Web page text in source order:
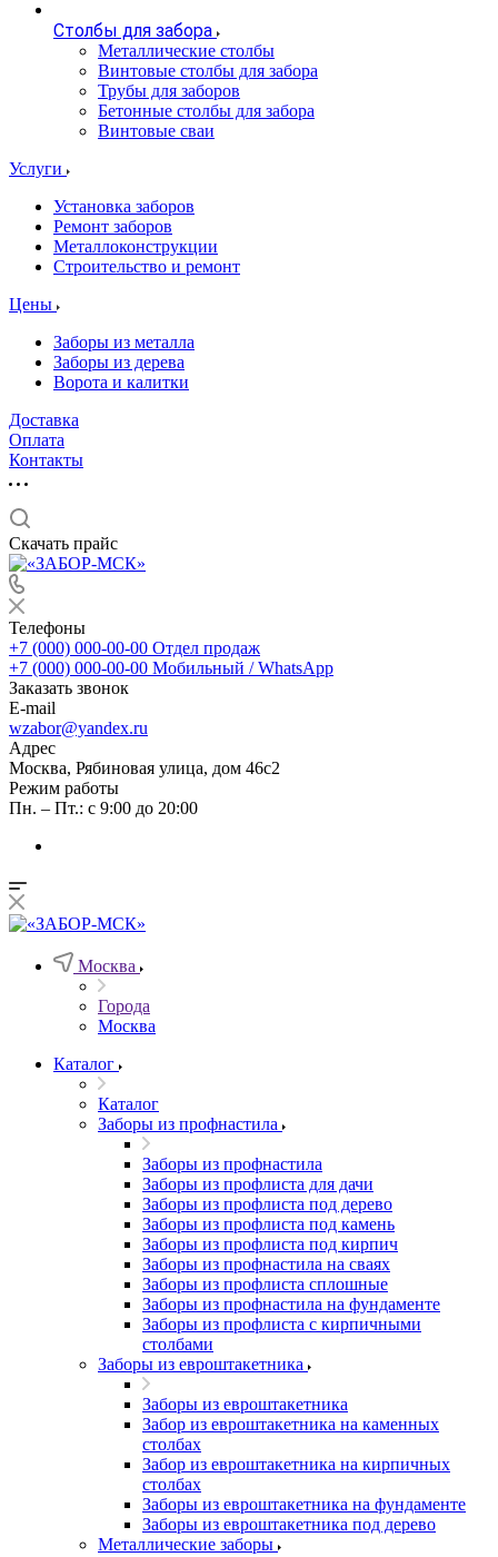
Столбы для забора
Металлические столбы
Винтовые столбы для забора
Трубы для заборов
Бетонные столбы для забора
Винтовые сваи
Услуги
Установка заборов
Ремонт заборов
Металлоконструкции
Строительство и ремонт
Цены
Заборы из металла
Заборы из дерева
Ворота и калитки
Доставка
Оплата
Контакты
Скачать прайс
Телефоны
+7 (000) 000-00-00 Отдел продаж
+7 (000) 000-00-00 Мобильный / WhatsApp
Заказать звонок
E-mail
wzabor@yandex.ru
Адрес
Москва, Рябиновая улица, дом 46с2
Режим работы
Пн. – Пт.: с 9:00 до 20:00
Москва
Города
Москва
Каталог
Каталог
Заборы из профнастила
Заборы из профнастила
Заборы из профлиста для дачи
Заборы из профлиста под дерево
Заборы из профлиста под камень
Заборы из профлиста под кирпич
Заборы из профнастила на сваях
Заборы из профлиста сплошные
Заборы из профнастила на фундаменте
Заборы из профлиста с кирпичными
столбами
Заборы из евроштакетника
Заборы из евроштакетника
Забор из евроштакетника на каменных
столбах
Забор из евроштакетника на кирпичных
столбах
Заборы из евроштакетника на фундаменте
Заборы из евроштакетника под дерево
Металлические заборы